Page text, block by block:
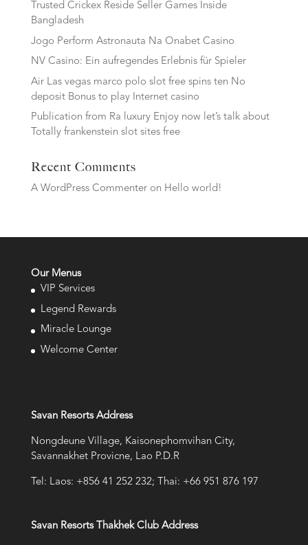
Trusted Crickex Reside Seller Games Inside
Bangladesh
Jogo Perform Astronauta Na Onabet Casino
NV Casino: Ein aufregendes Erlebnis für Spieler
Air Las vegas marco polo slot free spins ten No
deposit Bonus to play Internet casino
Publication from Ra luxury Enjoy now let’s talk about
Totally frankenstein slot sites free
Recent Comments
A WordPress Commenteron Hello world!
Our Menus
VIP Services
Legend Rewards
Miracle Lounge
Welcome Center
Savan Resorts Address
Nongdeune Village, Kaisonephomvihan City,
Savannakhet Provicne, Lao P.D.R
Tel: Laos: +856 41 252 232; Thai: +66 951 876 197
Savan Resorts Thakhek Club Address